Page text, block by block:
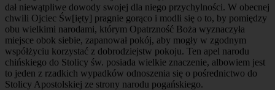
dał niewątpliwe dowody swojej dla niego przychylności. W obecnej
chwili Ojciec Św[ięty] pragnie gorąco i modli się o to, by pomiędzy
obu wielkimi narodami, którym Opatrzność Boża wyznaczyła
miejsce obok siebie, zapanował pokój, aby mogły w zgodnym
współżyciu korzystać z dobrodziejstw pokoju. Ten apel narodu
chińskiego do Stolicy św. posiada wielkie znaczenie, albowiem jest
to jeden z rzadkich wypadków odnoszenia się o pośrednictwo do
Stolicy Apostolskiej ze strony narodu pogańskiego.